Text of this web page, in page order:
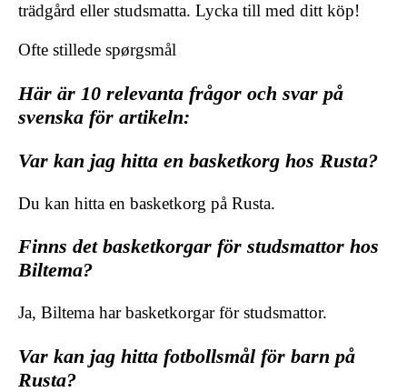
trädgård eller studsmatta. Lycka till med ditt köp!
Ofte stillede spørgsmål
Här är 10 relevanta frågor och svar på
svenska för artikeln:
Var kan jag hitta en basketkorg hos Rusta?
Du kan hitta en basketkorg på Rusta.
Finns det basketkorgar för studsmattor hos
Biltema?
Ja, Biltema har basketkorgar för studsmattor.
Var kan jag hitta fotbollsmål för barn på
Rusta?